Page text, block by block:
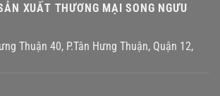
XUẤT THƯƠNG MẠI SONG NGƯU
Thuận 40, P.Tân Hưng Thuận, Quận 12,